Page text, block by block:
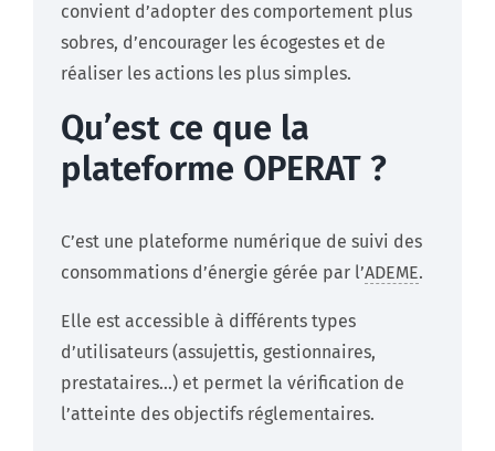
convient d’adopter des comportement plus
sobres, d’encourager les écogestes et de
réaliser les actions les plus simples.
Qu’est ce que la
plateforme OPERAT ?
C’est une plateforme numérique de suivi des
consommations d’énergie gérée par l’ADEME.
Elle est accessible à différents types
d’utilisateurs (assujettis, gestionnaires,
prestataires…) et permet la vérification de
l’atteinte des objectifs réglementaires.